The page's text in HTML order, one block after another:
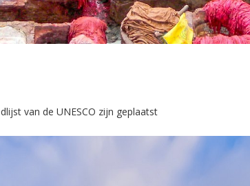
van de UNESCO zijn geplaatst